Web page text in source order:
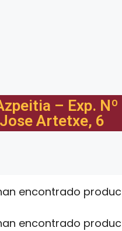
– Exp. Nº
Jose Artetxe, 6
encontrado
encontrado